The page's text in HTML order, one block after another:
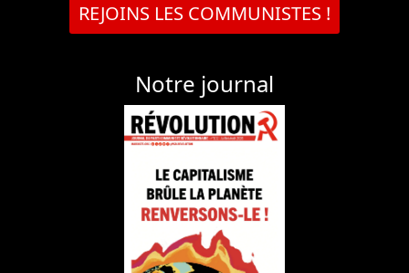
REJOINS LES COMMUNISTES !
Notre journal